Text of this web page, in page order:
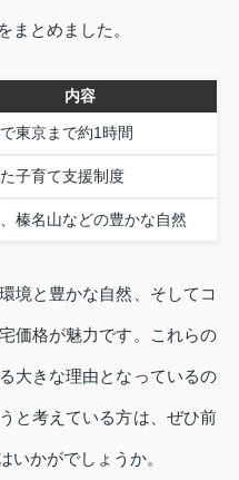
まとめました。
内容
東京まで約1時間
子育て支援制度
榛名山などの豊かな自然
境と豊かな自然、そしてコ
価格が魅力です。これらの
大きな理由となっているの
と考えている方は、ぜひ前
いかがでしょうか。